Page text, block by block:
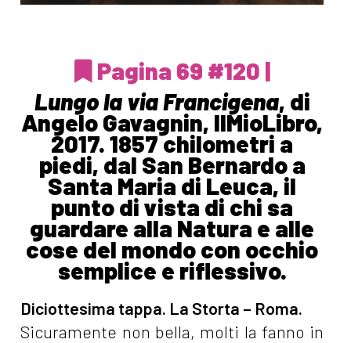
Pagina 69 #120 |
Lungo la via Francigena, di
Angelo Gavagnin, IlMioLibro,
2017. 1857 chilometri a
piedi, dal San Bernardo a
Santa Maria di Leuca, il
punto di vista di chi sa
guardare alla Natura e alle
cose del mondo con occhio
semplice e riflessivo.
Diciottesima tappa. La Storta – Roma.
Sicuramente non bella, molti la fanno in